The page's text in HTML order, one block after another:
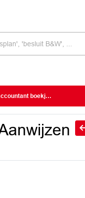
boekjaar 2022